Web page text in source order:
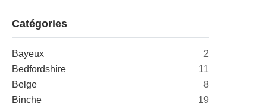
Catégories
Bayeux
2
Bedfordshire
11
Belge
8
Binche
19